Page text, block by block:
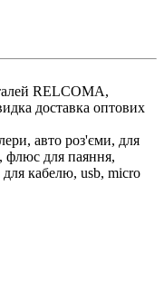
RELCOMA,
доставка оптових
авто роз'єми, для
флюс для паяння,
для кабелю, usb, micro